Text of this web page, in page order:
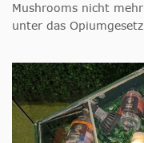
Mushrooms nicht
unter das